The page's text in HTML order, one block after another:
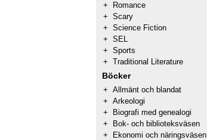
+
Romance
+ Scary
+ Science Fiction
+ SEL
+ Sports
+ Traditional Literature
Böcker
+ Allmänt och blandat
+ Arkeologi
+
Biografi med genealogi
+
Bok- och biblioteksväsen
+
Ekonomi och näringsväsen